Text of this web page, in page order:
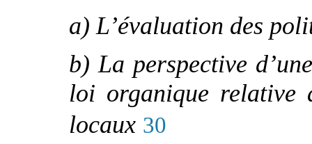
a) L’évaluation des
b) La perspective
loi organique relative
locaux 30